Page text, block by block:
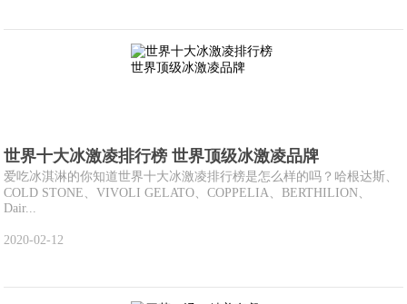
世界十大冰激凌排行榜 世界顶级冰激凌品牌
爱吃冰淇淋的你知道世界十大冰激凌排行榜是怎么样的吗？哈根达斯、
COLD STONE、VIVOLI GELATO、COPPELIA、BERTHILION、
Dair...
2020-02-12